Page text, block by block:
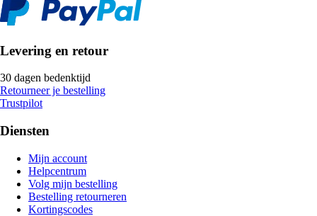
Levering en retour
30 dagen bedenktijd
Retourneer je bestelling
Trustpilot
Diensten
Mijn account
Helpcentrum
Volg mijn bestelling
Bestelling retourneren
Kortingscodes